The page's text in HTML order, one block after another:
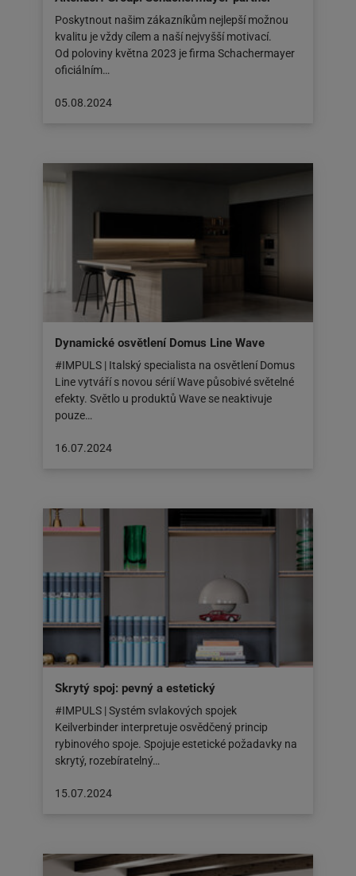
Poskytnout našim zákazníkům nejlepší možnou
kvalitu je vždy cílem a naší nejvyšší motivací.
Od poloviny května 2023 je firma Schachermayer
oficiálním…
Článek
05.08.2024
05.08.2024
Dynamické osvětlení Domus Line Wave
#IMPULS | Italský specialista na osvětlení Domus
Line vytváří s novou sérií Wave působivé světelné
efekty. Světlo u produktů Wave se neaktivuje
pouze…
Článek
16.07.2024
16.07.2024
Skrytý spoj: pevný a estetický
#IMPULS | Systém svlakových spojek
Keilverbinder interpretuje osvědčený princip
rybinového spoje. Spojuje estetické požadavky na
skrytý, rozebíratelný…
Článek
15.07.2024
15.07.2024